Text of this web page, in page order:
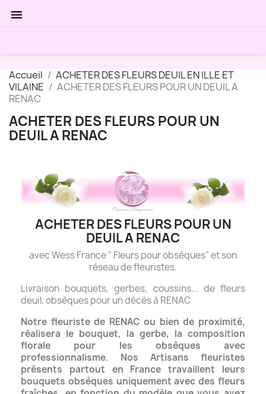

Accueil
ACHETER DES FLEURS DEUIL EN ILLE ET
VILAINE
ACHETER DES FLEURS POUR UN DEUIL A
RENAC
ACHETER DES FLEURS POUR UN
DEUIL A RENAC
ACHETER DES FLEURS POUR UN
DEUIL A RENAC
avec Wess France " Fleurs pour obsèques" et son
réseau de fleuristes.
Livraison bouquets, gerbes, coussins... de fleurs
deuil, obsèques pour un décès à RENAC
Notre fleuriste de RENAC ou bien de proximité,
réalisera le bouquet, la gerbe, la composition
florale pour les obsèques avec
professionnalisme. Nos Artisans fleuristes
présents partout en France travaillent leurs
bouquets obsèques uniquementavec des fleurs